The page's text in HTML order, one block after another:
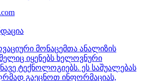
მონაცემთა ანალიზის
იყენებს ხელოვნური
ტექნოლოგიებს. ეს საშუალებას
გაეცნოთ ინფორმაციას,